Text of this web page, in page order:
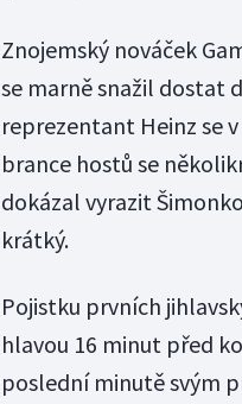
Znojemský nováček
se marně snažil dostat
reprezentant Heinz se
brance hostů se
dokázal vyrazit
krátký.
Pojistku prvních
hlavou 16 minut před
poslední minutě svým